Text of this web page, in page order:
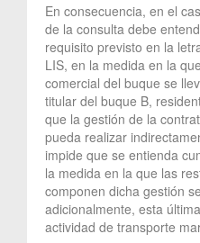
En consecuencia, en el
de la consulta debe
requisito previsto en la
LIS, en la medida en la
comercial del buque se
titular del buque B,
que la gestión de la
pueda realizar
impide que se entienda
la medida en la que las
componen dicha gestión
adicionalmente, esta
actividad de transporte